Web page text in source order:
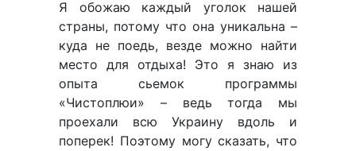
Я обожаю каждый уголок нашей
страны, потому что она уникальна –
куда не поедь, везде можно найти
место для отдыха! Это я знаю из
опыта сьемок программы
«Чистоплюи» – ведь тогда мы
проехали всю Украину вдоль и
поперек! Поэтому могу сказать, что